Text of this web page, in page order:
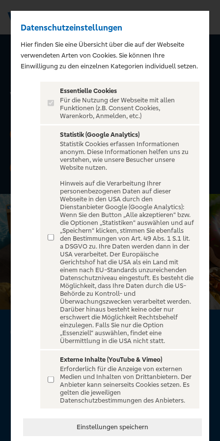
Urlaub. All-Inclusive.
Visa.
Jetzt »GoldCard von Visa« beantragen und
100 EUR Reisegutscheinerhalten.
Zusätzlich die Chance erhalten, ein
GoldCard von Visa*
Mehr Sicherheit. Mehr Freiheit.
Reiseservice mit 7 % Reisebonus
Exklusive 10 % Reisebonus bei der Eigenmarke UP
Sicher online bezahlen durch Visa Secure
Datenschutzeinstellungen
Hier finden Sie eine Übersicht über die auf der Webseite
verwendeten Arten von Cookies. Sie können Ihre
Einwilligung zu den einzelnen Kategorien individuell setzen.
Essentielle Cookies
Für die Nutzung der Webseite mit allen
Funktionen (z.B. Consent Cookies,
Warenkorb, Anmelden, etc.)
Statistik (Google Analytics)
Statistik Cookies erfassen Informationen
anonym. Diese Informationen helfen uns zu
verstehen, wie unsere Besucher unsere
Website nutzen.
Hinweis auf die Verarbeitung Ihrer
personenbezogenen Daten auf dieser
Webseite in den USA durch den
Dienstanbieter Google (Google Analytics):
Wenn Sie den Button „Alle akzeptieren“ bzw.
die Optionen „Statistiken“ auswählen und auf
„Speichern“ klicken, stimmen Sie ebenfalls
den Bestimmungen von Art. 49 Abs. 1 S.1 lit.
a DSGVO zu. Ihre Daten werden dann in der
USA verarbeitet. Der Europäische
Gerichtshof hat die USA als ein Land mit
einem nach EU-Standards unzureichenden
Datenschutzniveau eingestuft. Es besteht die
Möglichkeit, dass Ihre Daten durch die US-
Behörde zu Kontroll- und
Überwachungszwecken verarbeitet werden.
Darüber hinaus besteht keine oder nur
erschwert die Möglichkeit Rechtsbehelf
einzulegen. Falls Sie nur die Option
„Essenziell“ auswählen, findet eine
Übermittlung in die USA nicht statt.
Externe Inhalte (YouTube & Vimeo)
Erforderlich für die Anzeige von externen
Medien und Inhalten von Drittanbietern. Der
Anbieter kann seinerseits Cookies setzen. Es
gelten die jeweiligen
Datenschutzbestimmungen des Anbieters.
Einstellungen speichern